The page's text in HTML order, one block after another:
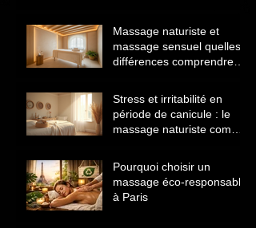
Massage naturiste et
massage sensuel quelles
différences comprendre
Stress et irritabilité en
période de canicule : le
massage naturiste comme
Pourquoi choisir un
massage éco‑responsable
à Paris